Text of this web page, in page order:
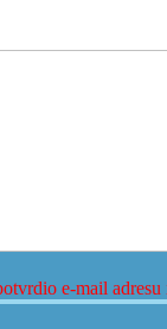
e-mail adresu